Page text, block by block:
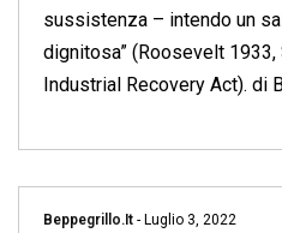
sussistenza – intendo un
dignitosa” (Roosevelt
Industrial Recovery Act). di
Beppegrillo.it - Luglio 3, 2022